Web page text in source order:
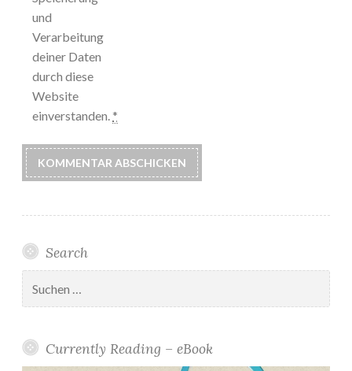
und
Verarbeitung
deiner Daten
durch diese
Website
einverstanden. *
Search
nach:
Currently Reading – eBook